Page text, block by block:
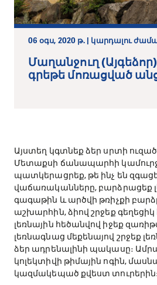
06 օգս, 2020 թ. | կարդալու
Մաղանջուղ
գրեթե մոռացված
Այստեղ կգտնեք ձեր սրտի
Մետաքսի ճանապարհի
պատկերացրեք, թե ինչ են
վաճառականները, բարձրացեք
գագաթին և արծվի թռիչքի
աշխարհին, ձիով շրջեք
լեռնային հեծանվով իջեք
լեռնագնաց մեքենայով շրջեք
ձեր ադրենալինի պակասը։
կոլեկտիվի թիմային ոգին,
կազմակեպած քվեստ տուրերին։